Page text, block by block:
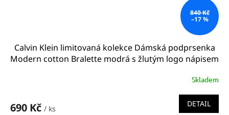
840 Kč
–17 %
Calvin Klein limitovaná kolekce Dámská podprsenka
Modern cotton Bralette modrá s žlutým logo nápisem
Skladem
690 Kč / ks
DETAIL